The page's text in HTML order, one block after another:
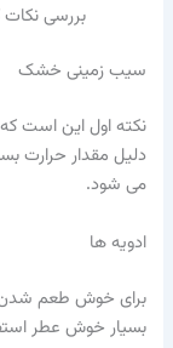
بررسی
سیب زمینی خشک
نکته اول این است
دلیل مقدار حرارت
می شود.
ادویه ها
برای خوش طعم شدن
بسیار خوش عطر